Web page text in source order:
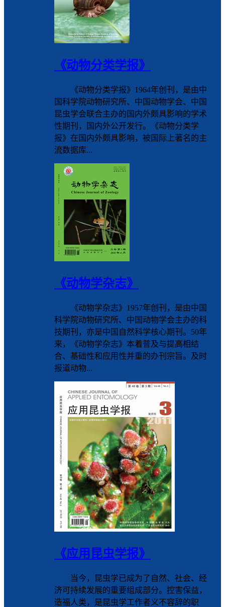
《动物分类学报》
《动物分类学报》1964年创刊，是由中
国科学院动物研究所、中国动物学会、中国
昆虫学会联合主办的国内外颇具影响的学术
性期刊，国内外公开发行。《动物分类学
报》在国内外颇具影响，被国际上著名的主
流数据库...
《动物学杂志》
《动物学杂志》1957年创刊，是由中国
科学院动物研究所、中国动物学会主办的科
技期刊，亦是中国自然科学核心期刊。50年
来，《动物学杂志》本着普及与提高相结
合、基础性和应用性并重的办刊宗旨。及时
报道动物...
《应用昆虫学报》
当今，昆虫学已成为了自然、社会、经
济可持续发展的重要组成部分。控害保益，
造福人类，是昆虫学工作者义不容辞的职